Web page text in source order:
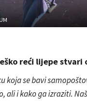
reći lijepe stvari
koja se bavi
ali i kako ga izraziti.